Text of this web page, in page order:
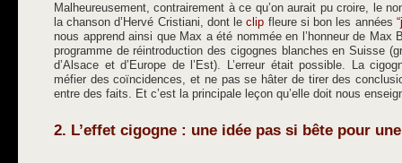
Malheureusement, contrairement à ce qu’on aurait pu croire, le
la chanson d’Hervé Cristiani, dont leclip fleure si bon les années
nous apprend ainsi que Max a été nommée en l’honneur de Max
programme de réintroduction des cigognes blanches en Suisse
d’Alsace et d’Europe de l’Est). L’erreur était possible. La
méfier des coïncidences, et ne pas se hâter de tirer des
entre des faits. Et c’est la principale leçon qu’elle doit nous
2. L’effet cigogne : une idée pas si bête pour